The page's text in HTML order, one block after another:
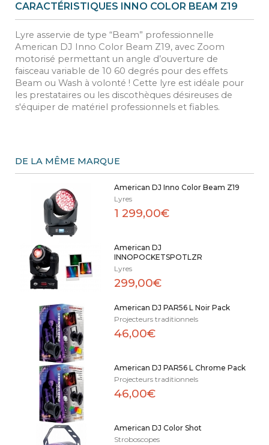
CARACTÉRISTIQUES INNO COLOR BEAM Z19
Lyre asservie de type “Beam” professionnelle
American DJ Inno Color Beam Z19, avec Zoom
motorisé permettant un angle d’ouverture de
faisceau variable de 10 60 degrés pour des effets
Beam ou Wash à volonté ! Cette lyre est idéale pour
les prestataires ou les discothèques désireuses de
s'équiper de matériel professionnels et fiables.
DE LA MÊME MARQUE
American DJ Inno Color Beam Z19
Lyres
1 299,00€
American DJ
INNOPOCKETSPOTLZR
Lyres
299,00€
American DJ PAR56 L Noir Pack
Projecteurs traditionnels
46,00€
American DJ PAR56 L Chrome Pack
Projecteurs traditionnels
46,00€
American DJ Color Shot
Stroboscopes